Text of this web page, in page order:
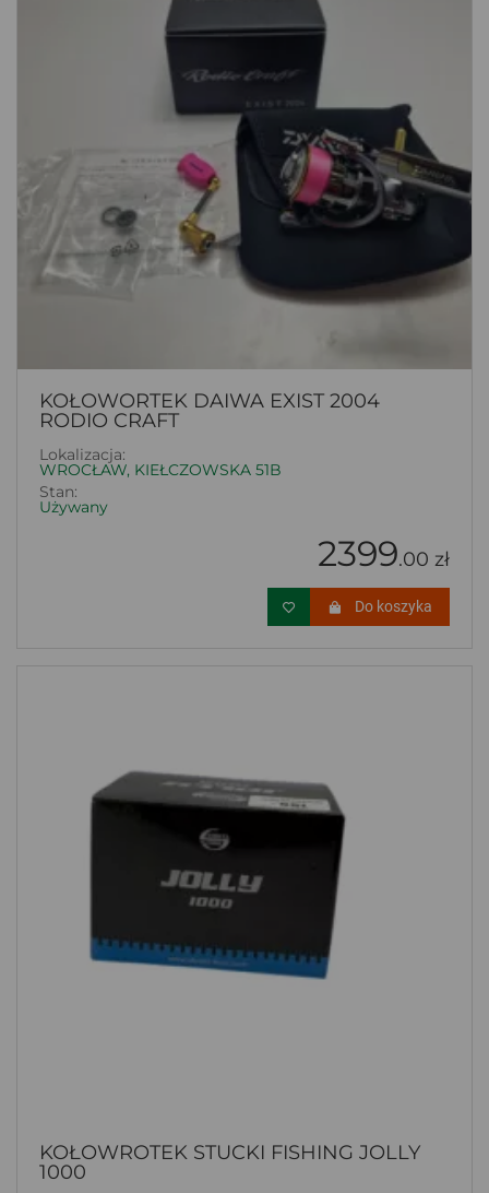
KOŁOWORTEK DAIWA EXIST 2004
RODIO CRAFT
Lokalizacja:
WROCŁAW, KIEŁCZOWSKA 51B
Stan:
Używany
2399.00 zł
Do koszyka
KOŁOWROTEK STUCKI FISHING JOLLY
1000